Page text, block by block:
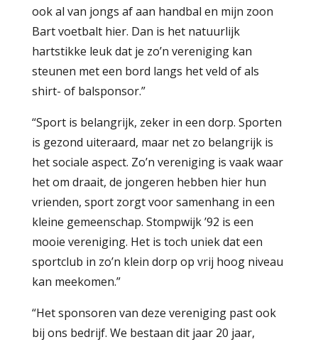
ook al van jongs af aan handbal en mijn zoon
Bart voetbalt hier. Dan is het natuurlijk
hartstikke leuk dat je zo’n vereniging kan
steunen met een bord langs het veld of als
shirt- of balsponsor.”
“Sport is belangrijk, zeker in een dorp. Sporten
is gezond uiteraard, maar net zo belangrijk is
het sociale aspect. Zo’n vereniging is vaak waar
het om draait, de jongeren hebben hier hun
vrienden, sport zorgt voor samenhang in een
kleine gemeenschap. Stompwijk ’92 is een
mooie vereniging. Het is toch uniek dat een
sportclub in zo’n klein dorp op vrij hoog niveau
kan meekomen.”
“Het sponsoren van deze vereniging past ook
bij ons bedrijf. We bestaan dit jaar 20 jaar,